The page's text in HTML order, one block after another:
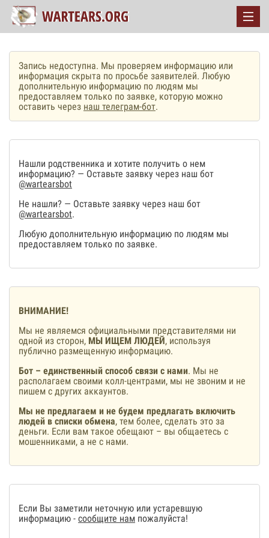
Запись недоступна. Мы проверяем информацию или
информация скрыта по просьбе заявителей. Любую
дополнительную информацию по людям мы
предоставляем только по заявке, которую можно
оставить через наш телеграм-бот.
Нашли родственника и хотите получить о нем
информацию? — Оставьте заявку через наш бот
@wartearsbot
Не нашли? — Оставьте заявку через наш бот
@wartearsbot.
Любую дополнительную информацию по людям мы
предоставляем только по заявке.
ВНИМАНИЕ!
Мы не являемся официальными представителями ни
одной из сторон, МЫ ИЩЕМ ЛЮДЕЙ, используя
публично размещенную информацию.
Бот – единственный способ связи с нами. Мы не
располагаем своими колл-центрами, мы не звоним и не
пишем с других аккаунтов.
Мы не предлагаем и не будем предлагать включить
людей в списки обмена, тем более, сделать это за
деньги. Если вам такое обещают – вы общаетесь с
мошенниками, а не с нами.
Если Вы заметили неточную или устаревшую
информацию - сообщите нам пожалуйста!